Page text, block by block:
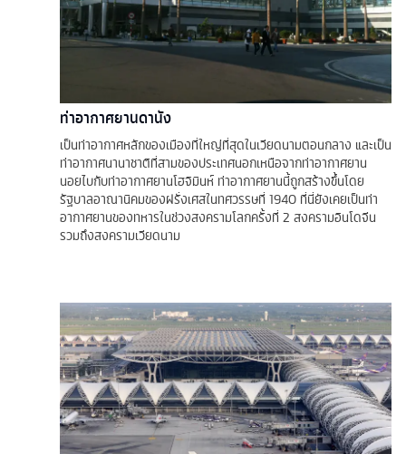
ท่าอากาศยานดานัง
เป็นท่าอากาศหลักของเมืองที่ใหญ่ที่สุดในเวียดนามตอนกลาง และเป็น
ท่าอากาศนานาชาติที่สามของประเทศนอกเหนือจากท่าอากาศยาน
นอยไบกับท่าอากาศยานโฮจิมินห์ ท่าอากาศยานนี้ถูกสร้างขึ้นโดย
รัฐบาลอาณานิคมของฝรั่งเศสในทศวรรษที่ 1940 ที่นี่ยังเคยเป็นท่า
อากาศยานของทหารในช่วงสงครามโลกครั้งที่ 2 สงครามอินโดจีน
รวมถึงสงครามเวียดนาม